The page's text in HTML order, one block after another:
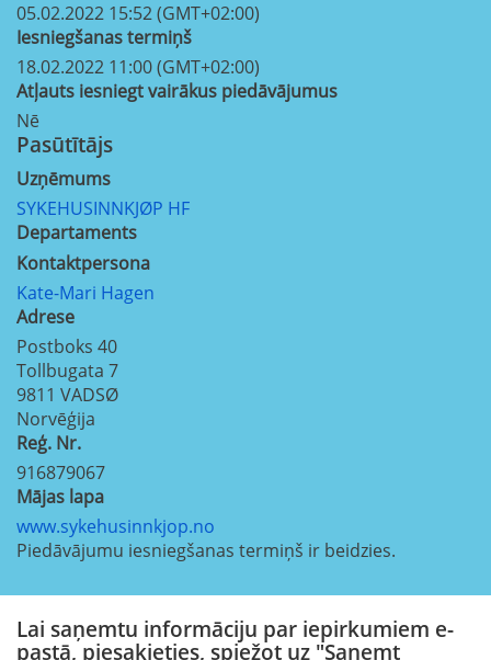
05.02.2022 15:52 (GMT+02:00)
Iesniegšanas termiņš
18.02.2022 11:00 (GMT+02:00)
Atļauts iesniegt vairākus piedāvājumus
Nē
Pasūtītājs
Uzņēmums
SYKEHUSINNKJØP HF
Departaments
Kontaktpersona
Kate-Mari Hagen
Adrese
Postboks 40
Tollbugata 7
9811 VADSØ
Norvēģija
Reģ. Nr.
916879067
Mājas lapa
www.sykehusinnkjop.no
Piedāvājumu iesniegšanas termiņš ir beidzies.
Lai saņemtu informāciju par iepirkumiem e-
pastā, piesakieties, spiežot uz "Saņemt